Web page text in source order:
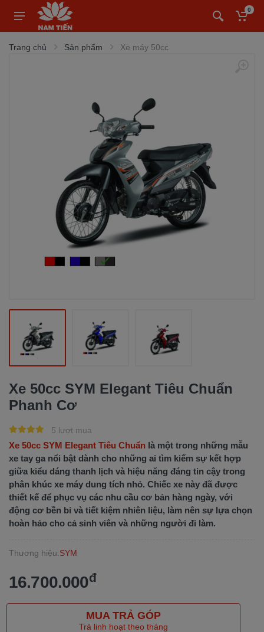
0
Trang chủ Sản phẩm Xe máy 50cc
Xe 50cc SYM Elegant Tiêu Chuẩn
Phanh Cơ
5 lượt mua
Xe 50cc SYM Elegant Tiêu Chuẩn là một trong những mẫu
xe tay ga nổi bật dành cho những ai tìm kiếm sự kết hợp
giữa kiểu dáng thanh lịch và hiệu năng đáng tin cậy trong
phân khúc xe máy dung tích nhỏ. Chiếc xe này đã được
thiết kế để phục vụ các nhu cầu cơ bản hàng ngày, với
động cơ bền bỉ và tiết kiệm nhiên liệu, làm nên sự lựa chọn
hoàn hảo cho cả sinh viên và những người đi làm.
Thương hiệu:SYM
16.700.000đ
MUA TRẢ GÓP
Trả linh hoạt theo tháng